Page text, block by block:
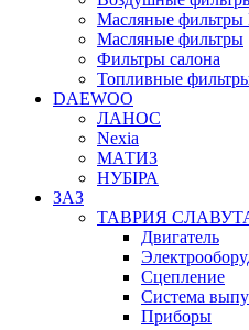
Масляные фильтры
Масляные фильтры
Фильтры салона
Топливные
DAEWOO
ЛАНОС
Nexia
МАТИЗ
НУБІРА
ЗАЗ
ТАВРИЯ
Двигатель
Сцепление
Система
Приборы